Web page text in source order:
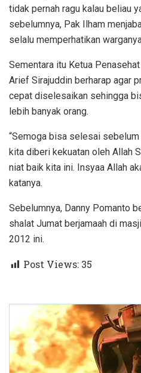
tidak pernah ragu kalau beliau
sebelumnya, Pak Ilham
selalu memperhatikan
Sementara itu Ketua
Arief Sirajuddin berharap agar
cepat diselesaikan sehingga
lebih banyak orang.
“Semoga bisa selesai sebelum
kita diberi kekuatan oleh Allah
niat baik kita ini. Insyaa Allah
katanya.
Sebelumnya, Danny Pomanto
shalat Jumat berjamaah di
2012 ini.
Post Views: 35